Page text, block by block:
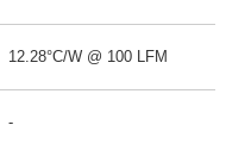
12.28°C/W @ 100 LFM
-